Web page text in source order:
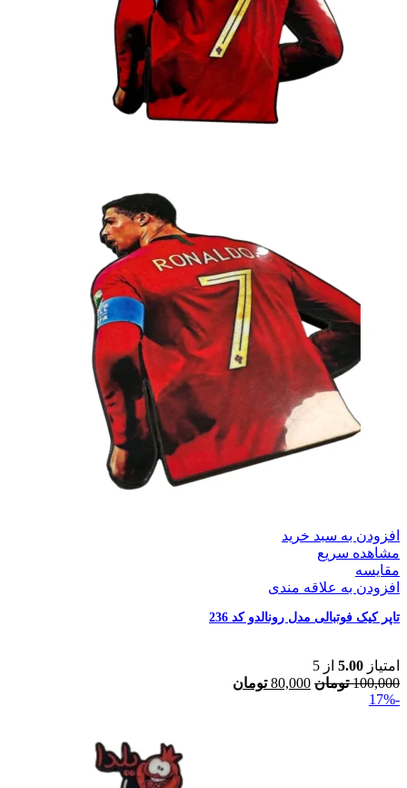
افزودن به سبد خرید
مشاهده سریع
مقایسه
افزودن به علاقه مندی
تاپر کیک فوتبالی مدل رونالدو کد 236
امتیاز 5.00 از 5
100,000 تومان 80,000 تومان
-17%